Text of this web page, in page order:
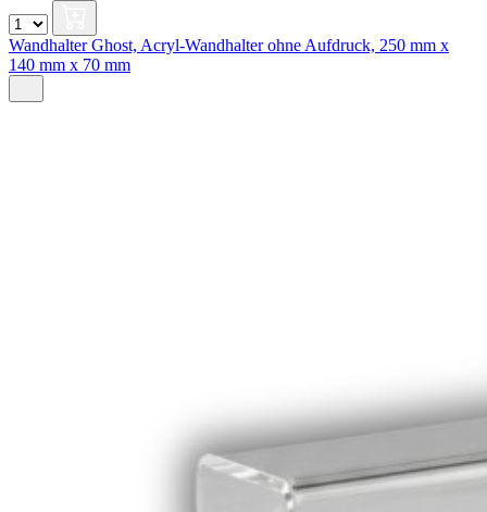
Wandhalter Ghost, Acryl-Wandhalter ohne Aufdruck, 250 mm x
140 mm x 70 mm